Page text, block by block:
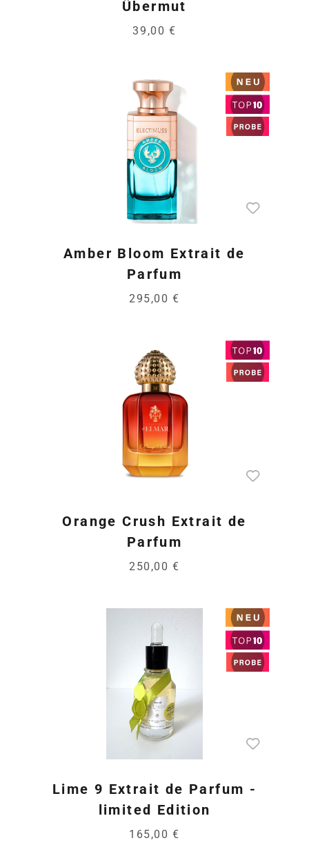
Übermut
39,00 €
Amber Bloom Extrait de
Parfum
295,00 €
Orange Crush Extrait de
Parfum
250,00 €
Lime 9 Extrait de Parfum -
limited Edition
165,00 €